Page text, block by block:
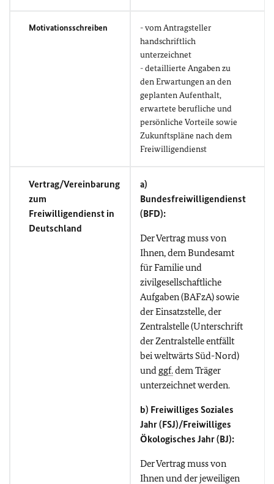
Motivationsschreiben
- vom Antragsteller
handschriftlich
unterzeichnet
- detaillierte Angaben zu
den Erwartungen an den
geplanten Aufenthalt,
erwartete berufliche und
persönliche Vorteile sowie
Zukunftspläne nach dem
Freiwilligendienst
Vertrag/Vereinbarung
zum
Freiwilligendienst in
Deutschland
a)
Bundesfreiwilligendienst
(BFD):
Der Vertrag muss von
Ihnen, dem Bundesamt
für Familie und
zivilgesellschaftliche
Aufgaben (BAFzA) sowie
der Einsatzstelle, der
Zentralstelle (Unterschrift
der Zentralstelle entfällt
bei weltwärts Süd-Nord)
und ggf.dem Träger
unterzeichnet werden.
b) Freiwilliges Soziales
Jahr (FSJ)/Freiwilliges
Ökologisches Jahr (BJ):
Der Vertrag muss von
Ihnen und der jeweiligen